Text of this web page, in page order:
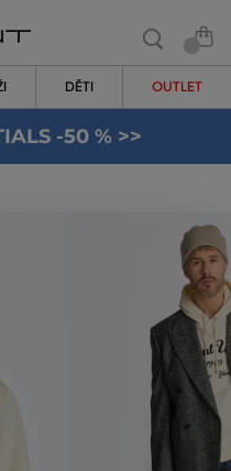
DĚTI OUTLET
-50 % >>